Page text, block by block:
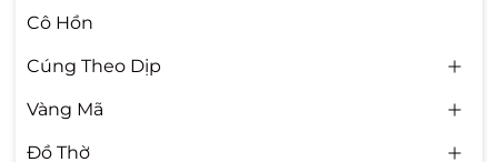
Cô Hồn
Cúng Theo Dịp
Vàng Mã
Đồ Thờ